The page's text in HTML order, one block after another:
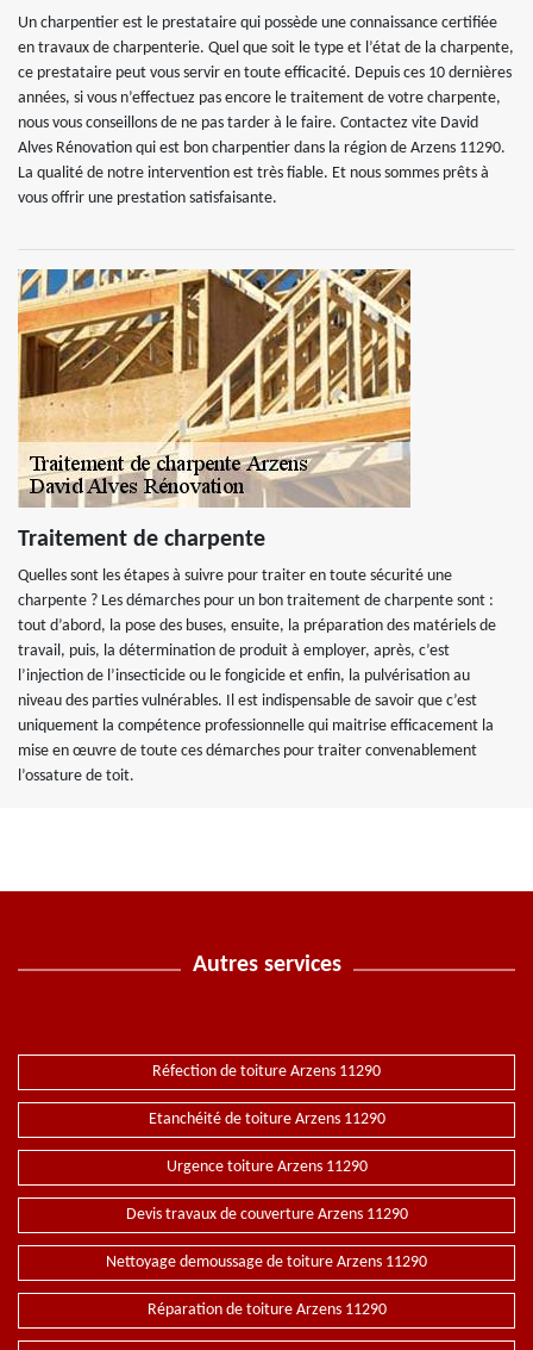
Un charpentier est le prestataire qui possède une connaissance certifiée
en travaux de charpenterie. Quel que soit le type et l’état de la charpente,
ce prestataire peut vous servir en toute efficacité. Depuis ces 10 dernières
années, si vous n’effectuez pas encore le traitement de votre charpente,
nous vous conseillons de ne pas tarder à le faire. Contactez vite David
Alves Rénovation qui est bon charpentier dans la région de Arzens 11290.
La qualité de notre intervention est très fiable. Et nous sommes prêts à
vous offrir une prestation satisfaisante.
Traitement de charpente
Quelles sont les étapes à suivre pour traiter en toute sécurité une
charpente ? Les démarches pour un bon traitement de charpente sont :
tout d’abord, la pose des buses, ensuite, la préparation des matériels de
travail, puis, la détermination de produit à employer, après, c’est
l’injection de l’insecticide ou le fongicide et enfin, la pulvérisation au
niveau des parties vulnérables. Il est indispensable de savoir que c’est
uniquement la compétence professionnelle qui maitrise efficacement la
mise en œuvre de toute ces démarches pour traiter convenablement
l’ossature de toit.
Autres services
Réfection de toiture Arzens 11290
Etanchéité de toiture Arzens 11290
Urgence toiture Arzens 11290
Devis travaux de couverture Arzens 11290
Nettoyage demoussage de toiture Arzens 11290
Réparation de toiture Arzens 11290